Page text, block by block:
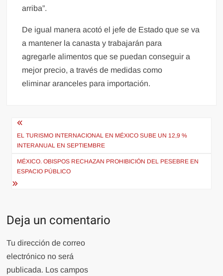
arriba”.
De igual manera acotó el jefe de Estado que se va
a mantener la canasta y trabajarán para
agregarle alimentos que se puedan conseguir a
mejor precio, a través de medidas como
eliminar aranceles para importación.
Navegación
de
entradas
EL TURISMO INTERNACIONAL EN MÉXICO SUBE UN 12,9 %
INTERANUAL EN SEPTIEMBRE
MÉXICO. OBISPOS RECHAZAN PROHIBICIÓN DEL PESEBRE EN
ESPACIO PÚBLICO
Deja un comentario
Tu dirección de correo
electrónico no será
publicada. Los campos